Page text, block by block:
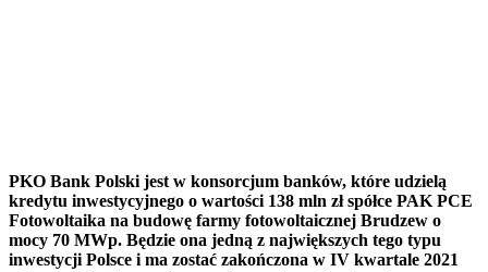
PKO Bank Polski jest w konsorcjum banków, które udzielą
kredytu inwestycyjnego o wartości 138 mln zł spółce PAK PCE
Fotowoltaika na budowę farmy fotowoltaicznej Brudzew o
mocy 70 MWp. Będzie ona jedną z największych tego typu
inwestycji Polsce i ma zostać zakończona w IV kwartale 2021